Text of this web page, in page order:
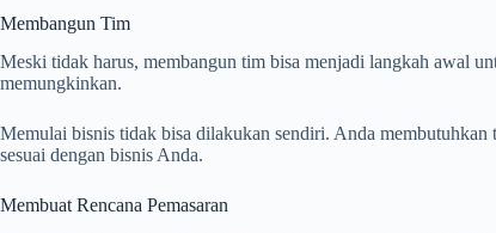
Membangun Tim
Meski tidak harus, membangun tim bisa menjadi langkah awal
memungkinkan.
Memulai bisnis tidak bisa dilakukan sendiri. Anda
sesuai dengan bisnis Anda.
Membuat Rencana Pemasaran